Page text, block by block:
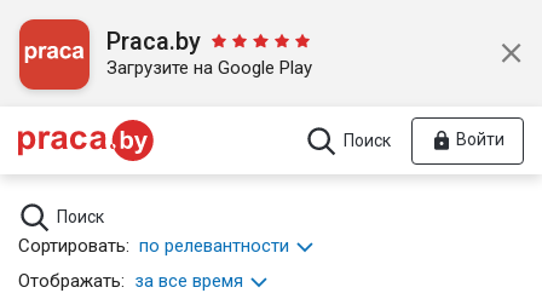
Praca.by
Загрузите на Google Play
Поиск Войти
Поиск
Сортировать: по релевантности
Отображать: за все время